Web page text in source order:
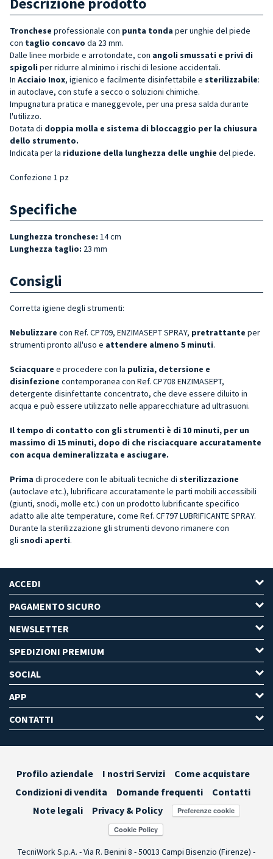
Tronchese professionale con punta tonda per unghie del piede
con taglio concavo da 23 mm.
Dalle linee morbide e arrotondate, con angoli smussati e privi di
spigoli per ridurre al minimo i rischi di lesione accidentali.
In Acciaio Inox, igienico e facilmente disinfettabile e sterilizzabile:
in autoclave, con stufe a secco o soluzioni chimiche.
Impugnatura pratica e maneggevole, per una presa salda durante
l'utilizzo.
Dotata di doppia molla e sistema di bloccaggio per la chiusura
dello strumento.
Indicata per la riduzione della lunghezza delle unghie del piede.
Confezione 1 pz
Specifiche
Lunghezza tronchese: 14 cm
Lunghezza taglio: 23 mm
Consigli
Corretta igiene degli strumenti:
Nebulizzare con Ref. CP709, ENZIMASEPT SPRAY, pretrattante per
strumenti pronto all'uso e attendere almeno 5 minuti.
Sciacquare e procedere con la pulizia, detersione e
disinfezione contemporanea con Ref. CP708 ENZIMASEPT,
detergente disinfettante concentrato, che deve essere diluito in
acqua e può essere utilizzato nelle apparecchiature ad ultrasuoni.
Il tempo di contatto con gli strumenti è di 10 minuti, per un
massimo di 15 minuti, dopo di che risciacquare accuratamente
con acqua demineralizzata e asciugare.
Prima di procedere con le abituali tecniche di sterilizzazione
(autoclave etc.), lubrificare accuratamente le parti mobili accessibili
(giunti, snodi, molle etc.) con un prodotto lubrificante specifico
adatto alle alte temperature, come Ref. CF797 LUBRIFICANTE SPRAY.
Durante la sterilizzazione gli strumenti devono rimanere con
gli snodi aperti.
ACCEDI
PAGAMENTO SICURO
NEWSLETTER
SPEDIZIONI PREMIUM
SOCIAL
APP
CONTATTI
Profilo aziendale I nostri Servizi
Come acquistare
Condizioni di vendita
Domande frequenti
Contatti
Note legali
Privacy & Policy Preferenze cookie
TecniWork S.p.A. - Via R. Benini 8 - 50013 Campi Bisenzio (Firenze) -